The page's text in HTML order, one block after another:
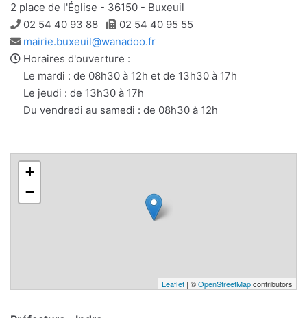
2 place de l'Église - 36150 - Buxeuil
Téléphone
02 54 40 93 88 Télécopie
02 54 40 95 55
Adresse
e-
mail
mairie.buxeuil@wanadoo.fr
Horaires d'ouverture :
Le mardi : de 08h30 à 12h et de 13h30 à 17h
Le jeudi : de 13h30 à 17h
Du vendredi au samedi : de 08h30 à 12h
+
−
Leaflet | ©OpenStreetMapcontributors